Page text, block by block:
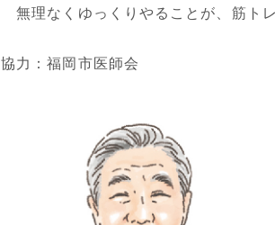
無理なくゆっくりやることが、筋ト
協力：福岡市医師会